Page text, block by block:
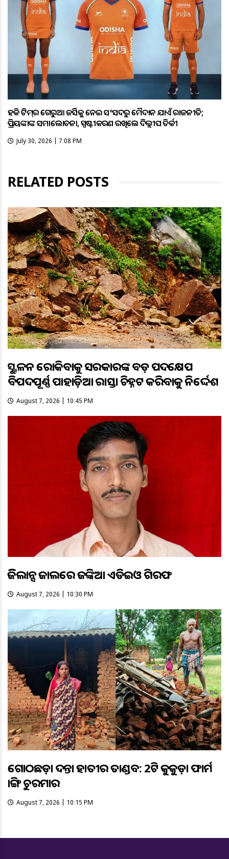
ହକି ଟିମ୍‌ର ଗେରୁଆ ଜର୍ସିକୁ ନେଇ ସଂସଦରୁ ମୈଦାନ ଯାଏଁ ରାଜନୀତି;
ପ୍ରିୟଙ୍କାଙ୍କ ସମାଲୋଚନା, ସ୍ପଷ୍ଟୀକରଣ ରଖିଲେ ଦିଲ୍ଲୀପ ତିର୍କୀ
July 30, 2026 | 7:08 PM
RELATED POSTS
ଭୂସ୍ଖଳନ ରୋକିବାକୁ ସରକାରଙ୍କ ବଡ଼ ପଦକ୍ଷେପ
ବିପଦପୂର୍ଣ୍ଣ ପାହାଡ଼ିଆ ରାସ୍ତା ଚିହ୍ନଟ କରିବାକୁ ନିର୍ଦ୍ଦେଶ
August 7, 2026 | 10:45 PM
ଭିଜିଲାନ୍ସ ଜାଲରେ ଜଙ୍କିଆ ଏଡିଇଓ ଗିରଫ
August 7, 2026 | 10:30 PM
ଗୋଠଛଡ଼ା ଦନ୍ତା ହାତୀର ତାଣ୍ଡବ: 2ଟି କୁକୁଡ଼ା ଫାର୍ମ
ଭାଙ୍ଗି ଚୁରମାର
August 7, 2026 | 10:15 PM